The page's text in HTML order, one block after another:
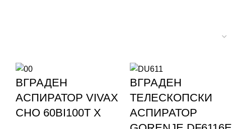
ВГРАДЕН
АСПИРАТОР VIVAX
CHO 60BI100T X
ВГРАДЕН
ТЕЛЕСКОПСКИ
АСПИРАТОР